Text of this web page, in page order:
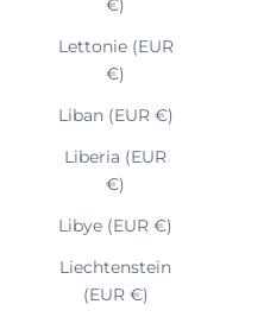
Lettonie (EUR
€)
Liban (EUR €)
Liberia (EUR
€)
Libye (EUR €)
Liechtenstein
(EUR €)